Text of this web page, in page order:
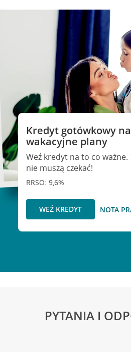
Kredyt gotówkowy
wakacyjne plany
Weź kredyt na to co
nie muszą czekać!
RRSO: 9,6%
WEŹ KREDYT NOTA
PYTANIA I